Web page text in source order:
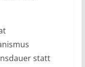
statt